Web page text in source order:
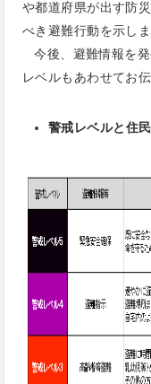
や都道府県が出す防
べき避難行動を示しま
今後、避難情報を
レベルもあわせてお伝
警戒レベルと住